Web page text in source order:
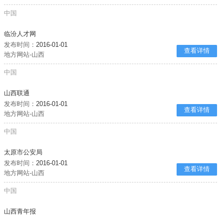
中国
临汾人才网
发布时间：2016-01-01
地方网站-山西
查看详情
中国
山西联通
发布时间：2016-01-01
地方网站-山西
查看详情
中国
太原市公安局
发布时间：2016-01-01
地方网站-山西
查看详情
中国
山西青年报